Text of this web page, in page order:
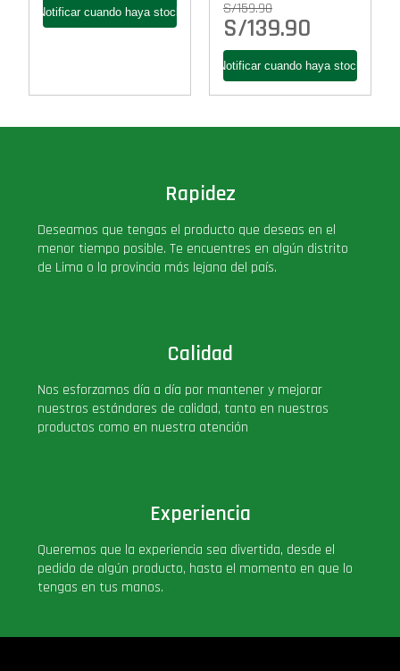
S/159.90
S/139.90
Rapidez
Deseamos que tengas el producto que deseas en el
menor tiempo posible. Te encuentres en algún distrito
de Lima o la provincia más lejana del país.
Calidad
Nos esforzamos día a día por mantener y mejorar
nuestros estándares de calidad, tanto en nuestros
productos como en nuestra atención
Experiencia
Queremos que la experiencia sea divertida, desde el
pedido de algún producto, hasta el momento en que lo
tengas en tus manos.